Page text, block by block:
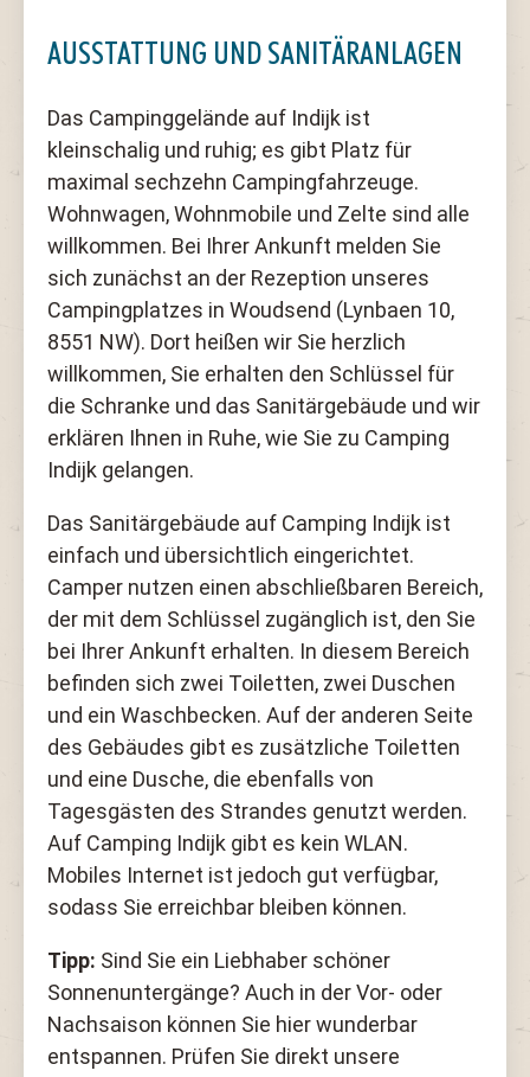
AUSSTATTUNG UND SANITÄRANLAGEN
Das Campinggelände auf Indijk ist
kleinschalig und ruhig; es gibt Platz für
maximal sechzehn Campingfahrzeuge.
Wohnwagen, Wohnmobile und Zelte sind alle
willkommen. Bei Ihrer Ankunft melden Sie
sich zunächst an der Rezeption unseres
Campingplatzes in Woudsend (Lynbaen 10,
8551 NW). Dort heißen wir Sie herzlich
willkommen, Sie erhalten den Schlüssel für
die Schranke und das Sanitärgebäude und wir
erklären Ihnen in Ruhe, wie Sie zu Camping
Indijk gelangen.
Das Sanitärgebäude auf Camping Indijk ist
einfach und übersichtlich eingerichtet.
Camper nutzen einen abschließbaren Bereich,
der mit dem Schlüssel zugänglich ist, den Sie
bei Ihrer Ankunft erhalten. In diesem Bereich
befinden sich zwei Toiletten, zwei Duschen
und ein Waschbecken. Auf der anderen Seite
des Gebäudes gibt es zusätzliche Toiletten
und eine Dusche, die ebenfalls von
Tagesgästen des Strandes genutzt werden.
Auf Camping Indijk gibt es kein WLAN.
Mobiles Internet ist jedoch gut verfügbar,
sodass Sie erreichbar bleiben können.
Tipp: Sind Sie ein Liebhaber schöner
Sonnenuntergänge? Auch in der Vor- oder
Nachsaison können Sie hier wunderbar
entspannen. Prüfen Sie direkt unsere